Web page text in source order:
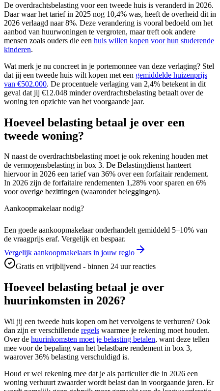
De overdrachtsbelasting voor een tweede huis is veranderd in 2026.
Daar waar het tarief in 2025 nog 10,4% was, heeft de overheid dit in
2026 verlaagd naar 8%. Deze verandering is vooral bedoeld om het
aanbod van huurwoningen te vergroten, maar treft ook andere
mensen zoals ouders die een huis willen kopen voor hun studerende
kinderen.
Wat merk je nu concreet in je portemonnee van deze verlaging? Stel
dat jij een tweede huis wilt kopen met een gemiddelde huizenprijs
van €502.000. De procentuele verlaging van 2,4% betekent in dit
geval dat jij €12.048 minder overdrachtsbelasting betaalt over de
woning ten opzichte van het voorgaande jaar.
Hoeveel belasting betaal je over een
tweede woning?
N naast de overdrachtsbelasting moet je ook rekening houden met
de vermogensbelasting in box 3. De Belastingdienst hanteert
hiervoor in 2026 een tarief van 36% over een forfaitair rendement.
In 2026 zijn de forfaitaire rendementen 1,28% voor sparen en 6%
voor overige bezittingen (waaronder beleggingen).
Aankoopmakelaar nodig?
Een goede aankoopmakelaar onderhandelt gemiddeld 5–10% van
de vraagprijs eraf. Vergelijk en bespaar.
Vergelijk aankoopmakelaars in jouw regio
Gratis en vrijblijvend - binnen 24 uur reacties
Hoeveel belasting betaal je over
huurinkomsten in 2026?
Wil jij een tweede huis kopen om het vervolgens te verhuren? Ook
dan zijn er verschillende regels waarmee je rekening moet houden.
Over de huurinkomsten moet je belasting betalen, want deze tellen
mee voor de bepaling van het belastbare rendement in box 3,
waarover 36% belasting verschuldigd is.
Houd er wel rekening mee dat je als particulier die in 2026 een
woning verhuurt zwaarder wordt belast dan in voorgaande jaren. Er